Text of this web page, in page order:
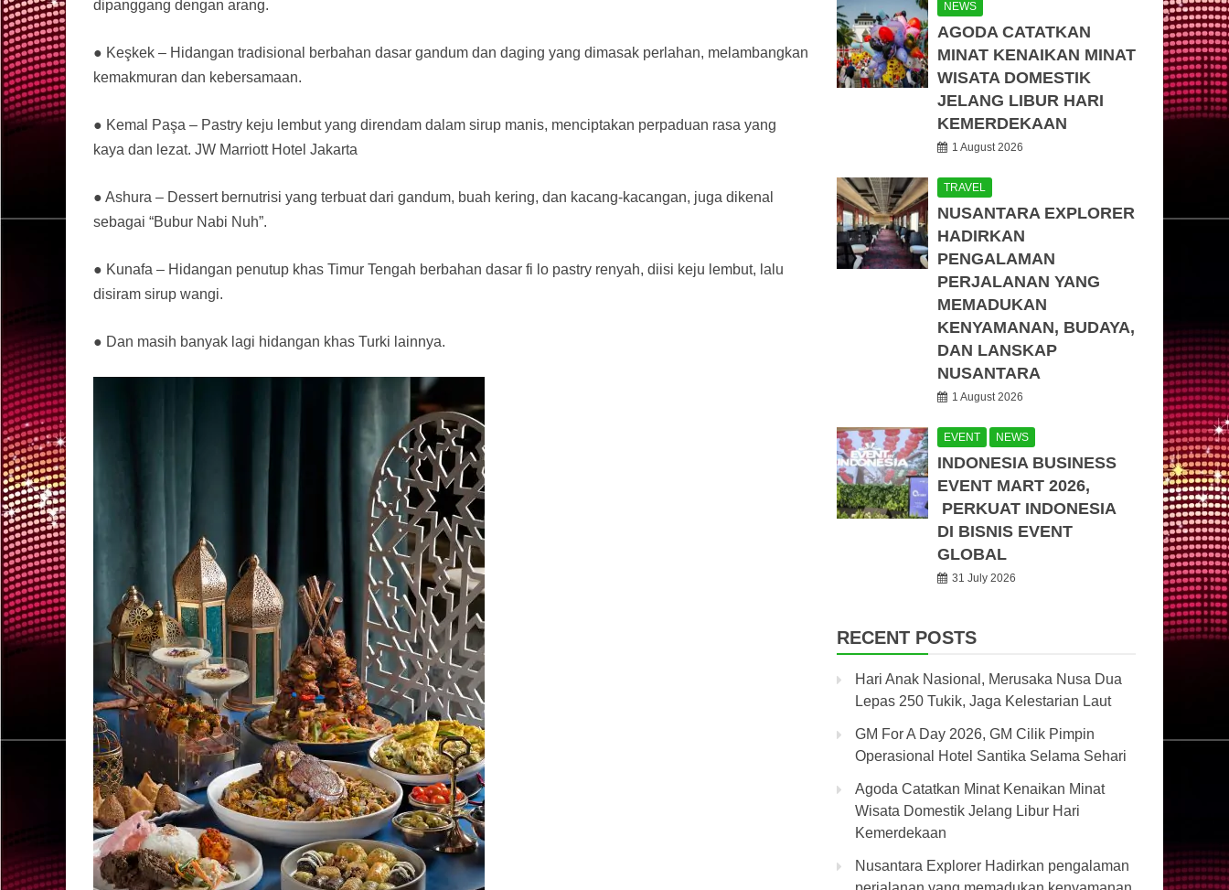
dipanggang dengan arang.
● Keşkek – Hidangan tradisional berbahan dasar gandum dan daging yang dimasak perlahan, melambangkan
kemakmuran dan kebersamaan.
● Kemal Paşa – Pastry keju lembut yang direndam dalam sirup manis, menciptakan perpaduan rasa yang
kaya dan lezat. JW Marriott Hotel Jakarta
● Ashura – Dessert bernutrisi yang terbuat dari gandum, buah kering, dan kacang-kacangan, juga dikenal
sebagai “Bubur Nabi Nuh”.
● Kunafa – Hidangan penutup khas Timur Tengah berbahan dasar fi lo pastry renyah, diisi keju lembut, lalu
disiram sirup wangi.
● Dan masih banyak lagi hidangan khas Turki lainnya.
NEWS
AGODA CATATKAN
MINAT KENAIKAN MINAT
WISATA DOMESTIK
JELANG LIBUR HARI
KEMERDEKAAN
1 August 2026
TRAVEL
NUSANTARA EXPLORER
HADIRKAN
PENGALAMAN
PERJALANAN YANG
MEMADUKAN
KENYAMANAN, BUDAYA,
DAN LANSKAP
NUSANTARA
1 August 2026
EVENT NEWS
INDONESIA BUSINESS
EVENT MART 2026,
PERKUAT INDONESIA
DI BISNIS EVENT
GLOBAL
31 July 2026
RECENT POSTS
Hari Anak Nasional, Merusaka Nusa Dua
Lepas 250 Tukik, Jaga Kelestarian Laut
GM For A Day 2026, GM Cilik Pimpin
Operasional Hotel Santika Selama Sehari
Agoda Catatkan Minat Kenaikan Minat
Wisata Domestik Jelang Libur Hari
Kemerdekaan
Nusantara Explorer Hadirkan pengalaman